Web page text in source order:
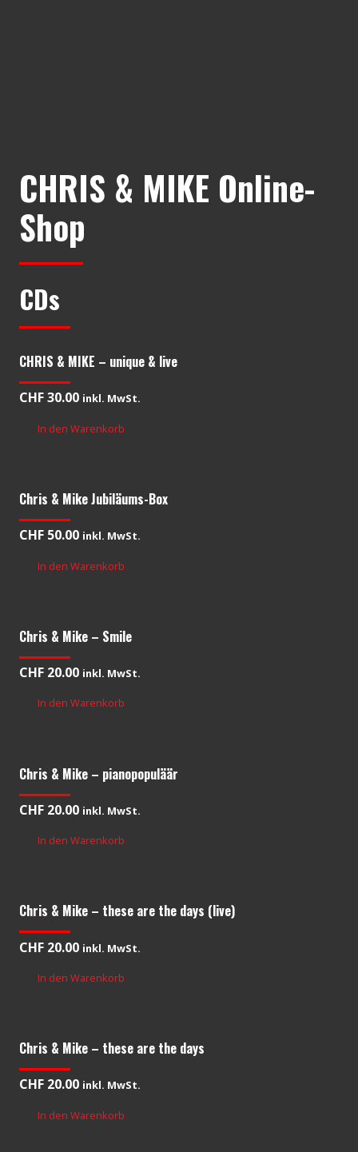
CHRIS & MIKE Online-
Shop
CDs
CHRIS & MIKE – unique & live
CHF30.00 inkl. MwSt.
In den Warenkorb
Chris & Mike Jubiläums-Box
CHF 50.00 inkl. MwSt.
In den Warenkorb
Chris & Mike – Smile
CHF 20.00 inkl. MwSt.
In den Warenkorb
Chris & Mike – pianopopuläär
CHF 20.00 inkl. MwSt.
In den Warenkorb
Chris & Mike – these are the days (live)
CHF 20.00 inkl. MwSt.
In den Warenkorb
Chris & Mike – these are the days
CHF 20.00 inkl. MwSt.
In den Warenkorb